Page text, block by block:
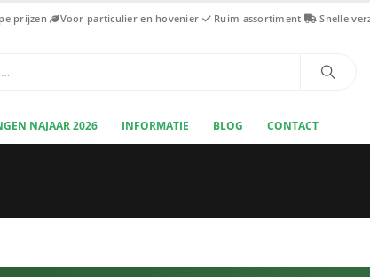
prijzen Voor particulier en hovenier Ruim assortiment Snelle
NAJAAR 2026 INFORMATIE BLOG CONTACT